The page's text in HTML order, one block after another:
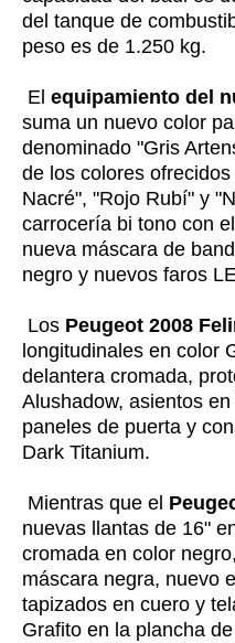
del tanque de
peso es de 1.250 kg.
El equipamiento del
suma un nuevo color
denominado "Gris
de los colores
Nacré", "Rojo Rubí" y
carrocería bi tono con
nueva máscara de
negro y nuevos faros
Los Peugeot 2008
longitudinales en color
delantera cromada,
Alushadow, asientos
paneles de puerta y
Dark Titanium.
Mientras que el
nuevas llantas de 16"
cromada en color
máscara negra, nuevo
tapizados en cuero y
Grafito en la plancha